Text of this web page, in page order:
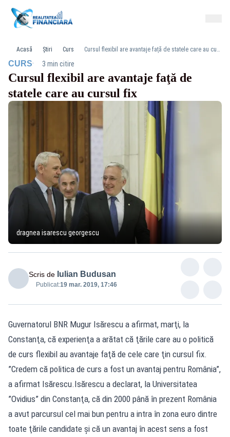
Acasă Știri Curs Cursul flexibil are avantaje faţă de statele care au cursul fix
CURS· 3 min citire
Cursul flexibil are avantaje faţă de
statele care au cursul fix
dragnea isarescu georgescu
Scris de Iulian Budusan
Publicat:19 mar. 2019, 17:46
Guvernatorul BNR Mugur Isărescu a afirmat, marţi, la
Constanţa, că experienţa a arătat că ţările care au o politică
de curs flexibil au avantaje faţă de cele care ţin cursul fix.
”Credem că politica de curs a fost un avantaj pentru România”,
a afirmat Isărescu.Isărescu a declarat, la Universitatea
”Ovidius” din Constanţa, că din 2000 până în prezent România
a avut parcursul cel mai bun pentru a intra în zona euro dintre
toate ţările candidate şi că un avantaj în acest sens a fost